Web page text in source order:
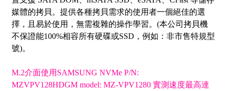
媒體的拷貝。提供各種拷貝需求的使用者一個絕佳的選
擇，且易於使用，無需複雜的操作學習。(本公司拷貝機
不保證能100%相容所有硬碟或SSD，例如：非市售特規型
號)。
M.2介面使用SAMSUNG NVMe P/N:
MZVPV128HDGM model: MZ-VPV1280 實測速度最高達